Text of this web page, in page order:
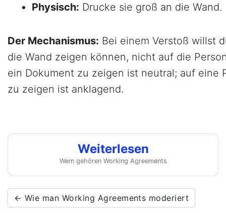
Physisch: Drucke sie groß an die Wand.
Der Mechanismus: Bei einem Verstoß willst
die Wand zeigen können, nicht auf die
ein Dokument zu zeigen ist neutral; auf eine
zu zeigen ist anklagend.
Weiterlesen
Wem gehören Working Agreements
← Wie man Working Agreements moderiert